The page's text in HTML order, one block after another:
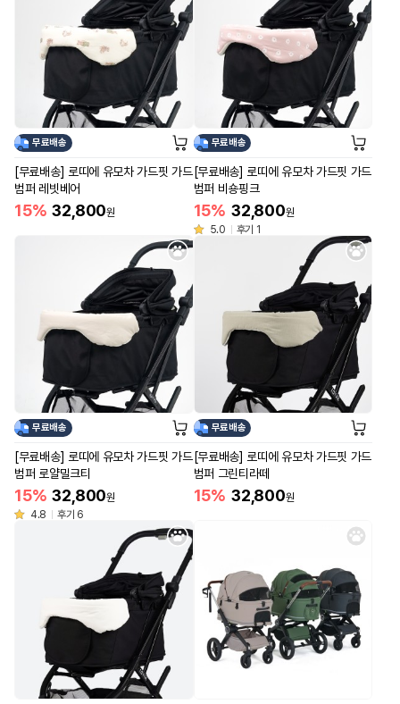
무료배송
[무료배송] 로띠에 유모차 가드핏 가드
범퍼 레빗베어
15% 32,800원
무료배송
[무료배송] 로띠에 유모차 가드핏 가드
범퍼 비숑핑크
15% 32,800원
5.0
후기 1
무료배송
[무료배송] 로띠에 유모차 가드핏 가드
범퍼 로얄밀크티
15% 32,800원
4.8
후기 6
무료배송
[무료배송] 로띠에 유모차 가드핏 가드
범퍼 그린티라떼
15% 32,800원